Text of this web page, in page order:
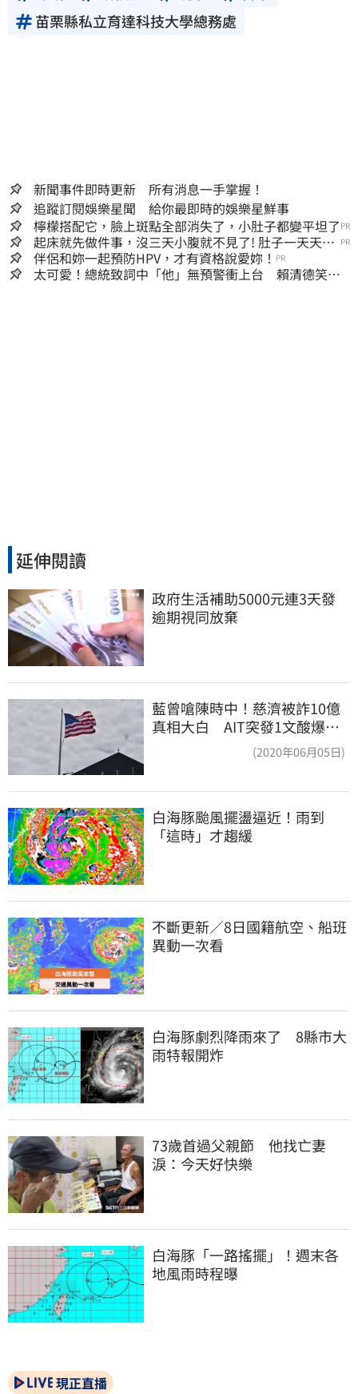
苗栗縣私立育達科技大學總務處
新聞事件即時更新 所有消息一手掌握！
追蹤訂閱娛樂星聞 給你最即時的娛樂星鮮事
檸檬搭配它，臉上斑點全部消失了，小肚子都變平坦了 PR
起床就先做件事，沒三天小腹就不見了! 肚子一天天變
小！
PR
伴侶和妳一起預防HPV，才有資格說愛妳！ PR
太可愛！總統致詞中「他」無預警衝上台 賴清德笑
延伸閱讀
政府生活補助5000元連3天發
逾期視同放棄
藍曾嗆陳時中！慈濟被詐10億
真相大白 AIT突發1文酸爆…
(2020年06月05日)
白海豚颱風擺盪逼近！雨到
「這時」才趨緩
不斷更新／8日國籍航空、船班
異動一次看
白海豚劇烈降雨來了　8縣市大
雨特報開炸
73歲首過父親節　他找亡妻
淚：今天好快樂
白海豚「一路搖擺」！週末各
地風雨時程曝
現正直播